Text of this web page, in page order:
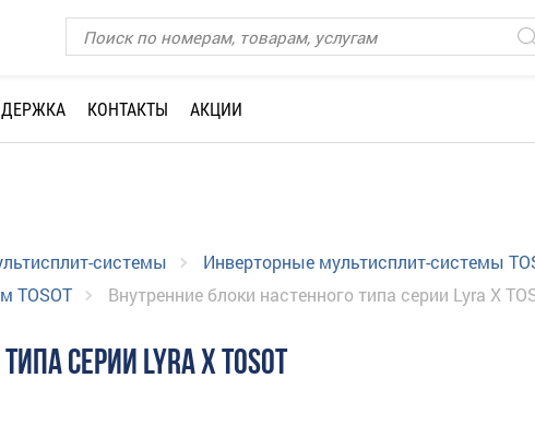
КОНТАКТЫ АКЦИИ
системы
Инверторные мультисплит-системы
TOSOT
Внутренние блоки настенного типа серии Lyra X
СЕРИИ LYRA X TOSOT